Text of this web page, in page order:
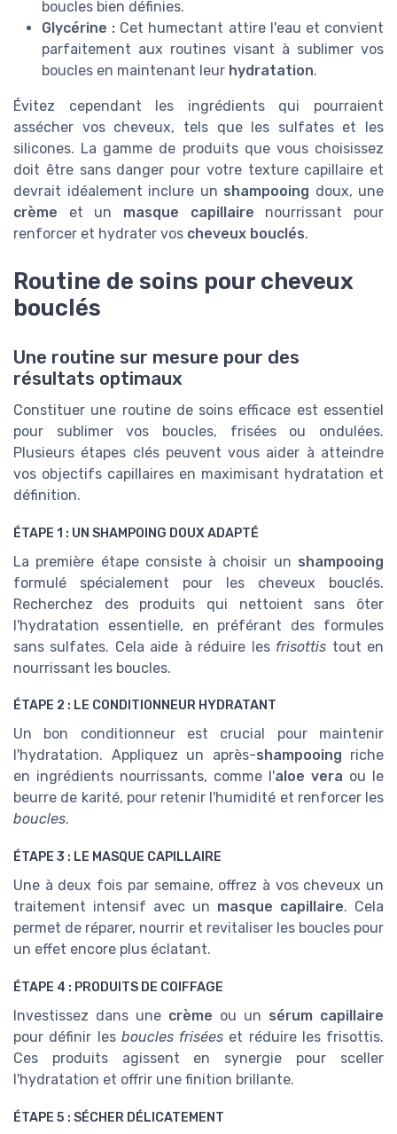
boucles bien définies.
Glycérine : Cet humectant attire l'eau et convient
parfaitement aux routines visant à sublimer vos
boucles en maintenant leur hydratation.
Évitez cependant les ingrédients qui pourraient
assécher vos cheveux, tels que les sulfates et les
silicones. La gamme de produits que vous choisissez
doit être sans danger pour votre texture capillaire et
devrait idéalement inclure un shampooing doux, une
crème et un masque capillaire nourrissant pour
renforcer et hydrater vos cheveux bouclés.
Routine de soins pour cheveux
bouclés
Une routine sur mesure pour des
résultats optimaux
Constituer une routine de soins efficace est essentiel
pour sublimer vos boucles, frisées ou ondulées.
Plusieurs étapes clés peuvent vous aider à atteindre
vos objectifs capillaires en maximisant hydratation et
définition.
ÉTAPE 1 : UN SHAMPOING DOUX ADAPTÉ
La première étape consiste à choisir un shampooing
formulé spécialement pour les cheveux bouclés.
Recherchez des produits qui nettoient sans ôter
l'hydratation essentielle, en préférant des formules
sans sulfates. Cela aide à réduire les frisottis tout en
nourrissant les boucles.
ÉTAPE 2 : LE CONDITIONNEUR HYDRATANT
Un bon conditionneur est crucial pour maintenir
l'hydratation. Appliquez un après-shampooing riche
en ingrédients nourrissants, comme l'aloe vera ou le
beurre de karité, pour retenir l'humidité et renforcer les
boucles.
ÉTAPE 3 : LE MASQUE CAPILLAIRE
Une à deux fois par semaine, offrez à vos cheveux un
traitement intensif avec un masque capillaire. Cela
permet de réparer, nourrir et revitaliser les boucles pour
un effet encore plus éclatant.
ÉTAPE 4 : PRODUITS DE COIFFAGE
Investissez dans une crème ou un sérum capillaire
pour définir les boucles frisées et réduire les frisottis.
Ces produits agissent en synergie pour sceller
l'hydratation et offrir une finition brillante.
ÉTAPE 5 : SÉCHER DÉLICATEMENT